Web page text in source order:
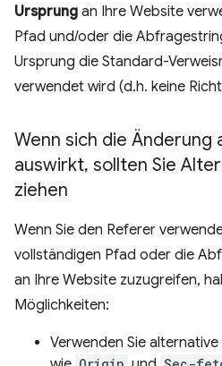
Ursprung an Ihre Website
Pfad und/oder die
Ursprung die Standard-
verwendet wird (d.h. keine
Wenn sich die Änderung
auswirkt, sollten Sie
ziehen
Wenn Sie den Referer
vollständigen Pfad oder die
an Ihre Website zuzugreifen,
Möglichkeiten:
Verwenden Sie